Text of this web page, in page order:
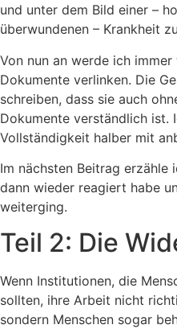
und unter dem Bild einer –
überwundenen – Krankheit
Von nun an werde ich
Dokumente verlinken. Die
schreiben, dass sie auch
Dokumente verständlich ist.
Vollständigkeit halber mit
Im nächsten Beitrag erzähle
dann wieder reagiert habe
weiterging.
Teil 2: Die
Wenn Institutionen, die
sollten, ihre Arbeit nicht
sondern Menschen sogar